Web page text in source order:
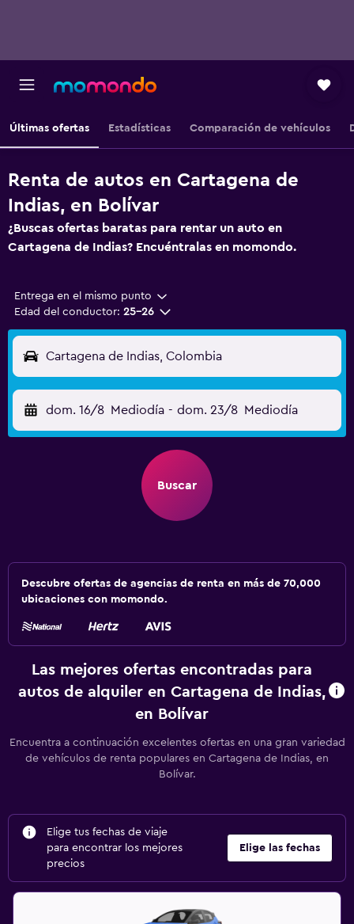
Últimas ofertas Estadísticas Comparación de vehículos
Renta de autos en Cartagena de
Indias, en Bolívar
¿Buscas ofertas baratas para rentar un auto en
Cartagena de Indias? Encuéntralas en momondo.
Entrega en el mismo punto
Edad del conductor: 25-26
Cartagena de Indias, Colombia
dom. 16/8 Mediodía - dom. 23/8 Mediodía
Buscar
Descubre ofertas de agencias de renta en más de 70,000
ubicaciones con momondo.
Las mejores ofertas encontradas para
autos de alquiler en Cartagena de Indias,
en Bolívar
Encuentra a continuación excelentes ofertas en una gran variedad
de vehículos de renta populares en Cartagena de Indias, en
Bolívar.
Elige tus fechas de viaje
para encontrar los mejores
precios
Elige las fechas